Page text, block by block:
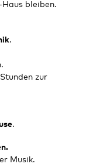
bleiben.
.
zur
.
Musik.